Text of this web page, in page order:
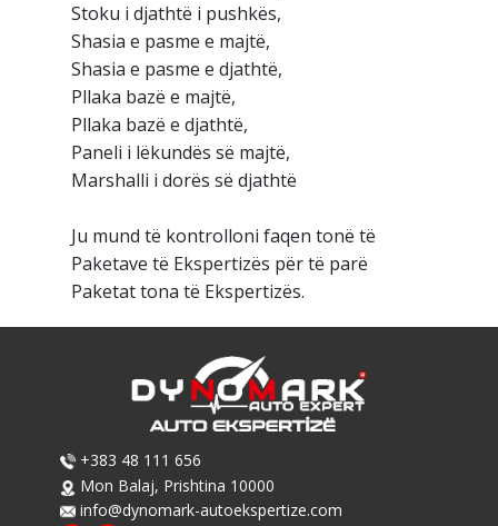
Stoku i djathtë i pushkës,
Shasia e pasme e majtë,
Shasia e pasme e djathtë,
Pllaka bazë e majtë,
Pllaka bazë e djathtë,
Paneli i lëkundës së majtë,
Marshalli i dorës së djathtë
Ju mund të kontrolloni faqen tonë të
Paketave të Ekspertizës për të parë
Paketat tona të Ekspertizës.
​​+383 48 111 656
​Mon Balaj, Prishtina 10000
info@dynomark-autoekspertize.com